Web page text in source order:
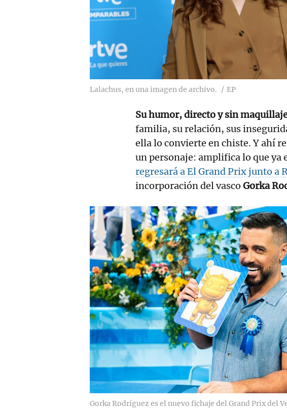
Lalachus, en una imagen de archivo. EP
Su humor, directo y sin
familia, su relación, sus
ella lo convierte en chiste. Y ahí
un personaje: amplifica lo que ya
regresará a El Grand Prix junto a
incorporación del vasco Gorka
Gorka Rodríguez es el nuevo fichaje del Grand Prix del